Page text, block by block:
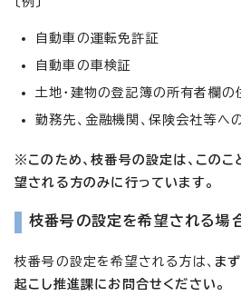
自動車の運転免許証
自動車の車検証
土地・建物の登記簿の所有者欄の
勤務先、金融機関、保険会社等へ
※このため、枝番号の設定は、このこ
望される方のみに行っています。
枝番号の設定を希望される場
枝番号の設定を希望される方は、 ま
起こし推進課にお問合せください。